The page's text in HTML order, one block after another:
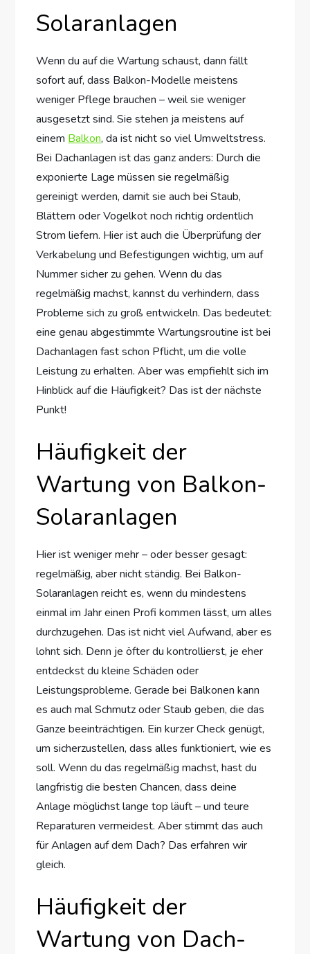
Solaranlagen
Wenn du auf die Wartung schaust, dann fällt
sofort auf, dass Balkon-Modelle meistens
weniger Pflege brauchen – weil sie weniger
ausgesetzt sind. Sie stehen ja meistens auf
einem Balkon, da ist nicht so viel Umweltstress.
Bei Dachanlagen ist das ganz anders: Durch die
exponierte Lage müssen sie regelmäßig
gereinigt werden, damit sie auch bei Staub,
Blättern oder Vogelkot noch richtig ordentlich
Strom liefern. Hier ist auch die Überprüfung der
Verkabelung und Befestigungen wichtig, um auf
Nummer sicher zu gehen. Wenn du das
regelmäßig machst, kannst du verhindern, dass
Probleme sich zu groß entwickeln. Das bedeutet:
eine genau abgestimmte Wartungsroutine ist bei
Dachanlagen fast schon Pflicht, um die volle
Leistung zu erhalten. Aber was empfiehlt sich im
Hinblick auf die Häufigkeit? Das ist der nächste
Punkt!
Häufigkeit der
Wartung von Balkon-
Solaranlagen
Hier ist weniger mehr – oder besser gesagt:
regelmäßig, aber nicht ständig. Bei Balkon-
Solaranlagen reicht es, wenn du mindestens
einmal im Jahr einen Profi kommen lässt, um alles
durchzugehen. Das ist nicht viel Aufwand, aber es
lohnt sich. Denn je öfter du kontrollierst, je eher
entdeckst du kleine Schäden oder
Leistungsprobleme. Gerade bei Balkonen kann
es auch mal Schmutz oder Staub geben, die das
Ganze beeinträchtigen. Ein kurzer Check genügt,
um sicherzustellen, dass alles funktioniert, wie es
soll. Wenn du das regelmäßig machst, hast du
langfristig die besten Chancen, dass deine
Anlage möglichst lange top läuft – und teure
Reparaturen vermeidest. Aber stimmt das auch
für Anlagen auf dem Dach? Das erfahren wir
gleich.
Häufigkeit der
Wartung von Dach-